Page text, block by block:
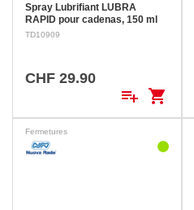
Spray Lubrifiant LUBRA
RAPID pour cadenas, 150 ml
Fiche de données de sécurité
inflammable. H229 Récipient
TD10909
CHF 29.90
playlist_add shopping_cart
Fermetures